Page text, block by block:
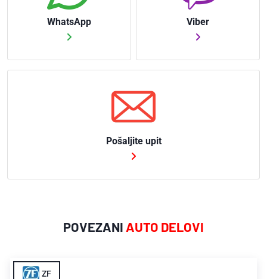
WhatsApp Viber
Pošaljite upit
POVEZANI AUTO DELOVI
ZF